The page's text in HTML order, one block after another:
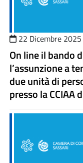
22 Dicembre 2025
On line il bando
l’assunzione a
due unità di
presso la CCIAA